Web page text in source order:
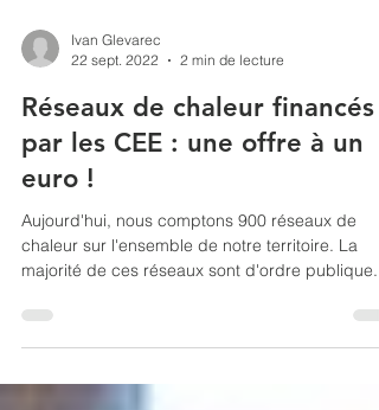
22 sept. 2022
2 min de lecture
Réseaux de chaleur financés
par les CEE : une offre à un
euro !
Aujourd'hui, nous comptons 900 réseaux de
majorité de ces réseaux sont d'ordre